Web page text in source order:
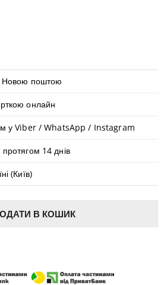
Новою поштою
онлайн
у Viber / WhatsApp / Instagram
14 днів
(Київ)
В КОШИК